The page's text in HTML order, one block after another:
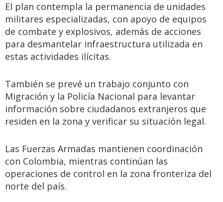
El plan contempla la permanencia de unidades
militares especializadas, con apoyo de equipos
de combate y explosivos, además de acciones
para desmantelar infraestructura utilizada en
estas actividades ilícitas.
También se prevé un trabajo conjunto con
Migración y la Policía Nacional para levantar
información sobre ciudadanos extranjeros que
residen en la zona y verificar su situación legal.
Las Fuerzas Armadas mantienen coordinación
con Colombia, mientras continúan las
operaciones de control en la zona fronteriza del
norte del país.